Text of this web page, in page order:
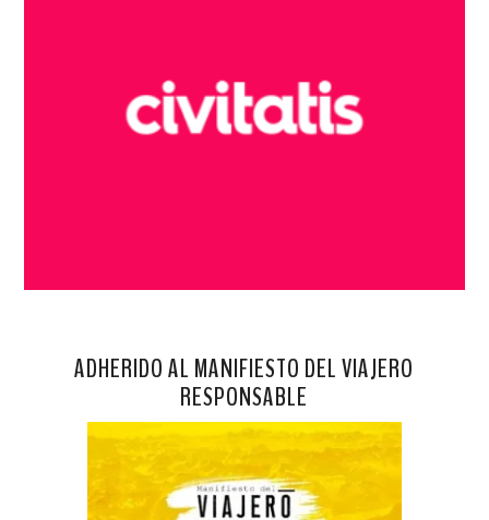
ADHERIDO AL MANIFIESTO DEL VIAJERO
RESPONSABLE